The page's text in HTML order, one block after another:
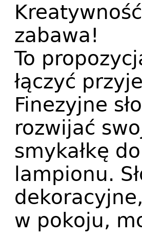
zabawa!
To
łączyć
Finezyjne
rozwijać
smykałkę
lampionu.
w pokoju,